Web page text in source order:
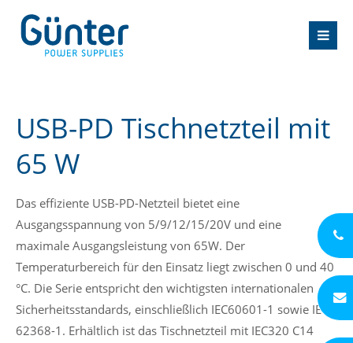
USB-PD Tischnetzteil mit
65 W
Das effiziente USB-PD-Netzteil bietet eine
Ausgangsspannung von 5/9/12/15/20V und eine
maximale Ausgangsleistung von 65W. Der
Temperaturbereich für den Einsatz liegt zwischen 0 und 40
°C. Die Serie entspricht den wichtigsten internationalen
Sicherheitsstandards, einschließlich IEC60601-1 sowie IEC
62368-1. Erhältlich ist das Tischnetzteil mit IEC320 C14